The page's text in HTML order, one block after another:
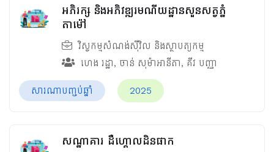
អភិរក្ស និងអភិវឌ្ឍរមណីយដ្ឋានសួនសត្វភ្នំ
តាម៉ៅ
វិស្វកម្មសំណង់ស៊ីវិល និងស្ថាបត្យកម្ម
ហេង រដ្ឋា, ចាន់ សុម៉ាអានីតា, គីវ បញ្ញា
សារណាបញ្ចប់ឆ្នាំ 2025
សណ្ឋាគារ ដឺហ្គោលដិនផាក